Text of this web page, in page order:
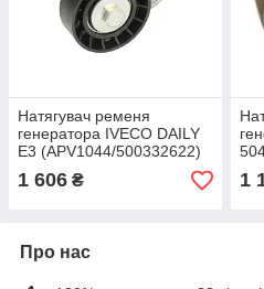
Натягувач ременя
генератора IVECO DAILY
Е3 (APV1044/500332622)
DAYCO
1 606 ₴ 1
Про нас